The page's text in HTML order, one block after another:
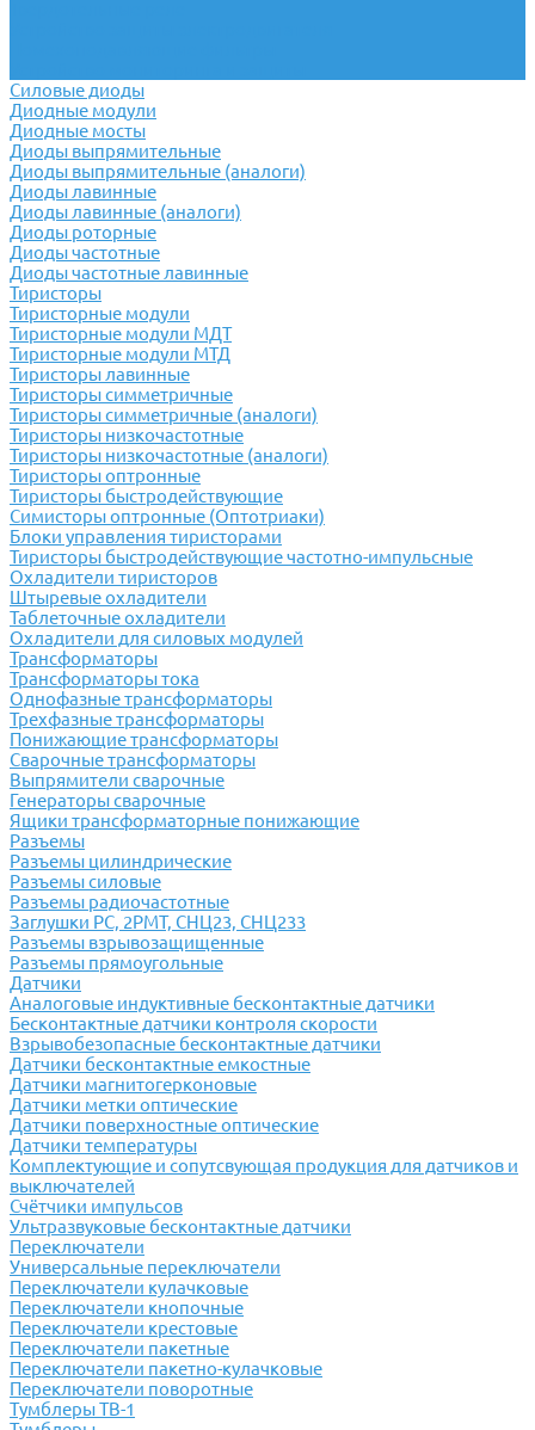
Силовые диоды
Диодные модули
Диодные мосты
Диоды выпрямительные
Диоды выпрямительные (аналоги)
Диоды лавинные
Диоды лавинные (аналоги)
Диоды роторные
Диоды частотные
Диоды частотные лавинные
Тиристоры
Тиристорные модули
Тиристорные модули МДТ
Тиристорные модули МТД
Тиристоры лавинные
Тиристоры симметричные
Тиристоры симметричные (аналоги)
Тиристоры низкочастотные
Тиристоры низкочастотные (аналоги)
Тиристоры оптронные
Тиристоры быстродействующие
Симисторы оптронные (Оптотриаки)
Блоки управления тиристорами
Тиристоры быстродействующие частотно-импульсные
Охладители тиристоров
Штыревые охладители
Таблеточные охладители
Охладители для силовых модулей
Трансформаторы
Трансформаторы тока
Однофазные трансформаторы
Трехфазные трансформаторы
Понижающие трансформаторы
Сварочные трансформаторы
Выпрямители сварочные
Генераторы сварочные
Ящики трансформаторные понижающие
Разъемы
Разъемы цилиндрические
Разъемы силовые
Разъемы радиочастотные
Заглушки РС, 2РМТ, СНЦ23, СНЦ233
Разъемы взрывозащищенные
Разъемы прямоугольные
Датчики
Аналоговые индуктивные бесконтактные датчики
Бесконтактные датчики контроля скорости
Взрывобезопасные бесконтактные датчики
Датчики бесконтактные емкостные
Датчики магнитогерконовые
Датчики метки оптические
Датчики поверхностные оптические
Датчики температуры
Комплектующие и сопутсвующая продукция для датчиков и
выключателей
Счётчики импульсов
Ультразвуковые бесконтактные датчики
Переключатели
Универсальные переключатели
Переключатели кулачковые
Переключатели кнопочные
Переключатели крестовые
Переключатели пакетные
Переключатели пакетно-кулачковые
Переключатели поворотные
Тумблеры ТВ-1